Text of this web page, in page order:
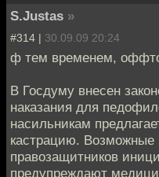
S.Justas »
#314 | 30.09.09 20:24
ф тем временем,
В Госдуму внесен
наказания для
насильникам
кастрацию. Возможные
правозащитников
предупреждают